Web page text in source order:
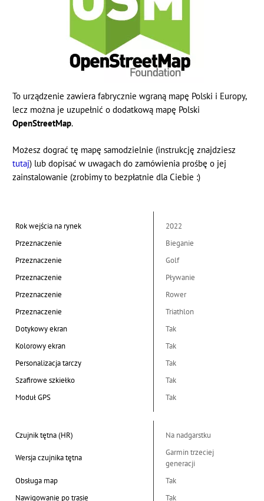
To urządzenie zawiera fabrycznie wgraną mapę Polski i Europy,
lecz można je uzupełnić o dodatkową mapę Polski
OpenStreetMap.
Możesz dograć tę mapę samodzielnie (instrukcję znajdziesz
tutaj) lub dopisać w uwagach do zamówienia prośbę o jej
zainstalowanie (zrobimy to bezpłatnie dla Ciebie :)
Rok wejścia na rynek
2022
Przeznaczenie
Bieganie
Przeznaczenie
Golf
Przeznaczenie
Pływanie
Przeznaczenie
Rower
Przeznaczenie
Triathlon
Dotykowy ekran
Tak
Kolorowy ekran
Tak
Personalizacja tarczy
Tak
Szafirowe szkiełko
Tak
Moduł GPS
Tak
Czujnik tętna (HR) Na nadgarstku
Wersja czujnika tętna
Garmin trzeciej
generacji
Obsługa map
Tak
Nawigowanie po trasie
Tak